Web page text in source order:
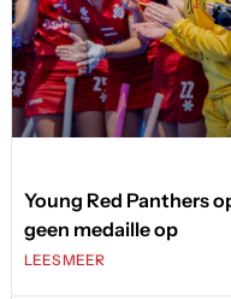
Young Red Panthers
geen medaille op
LEES MEER